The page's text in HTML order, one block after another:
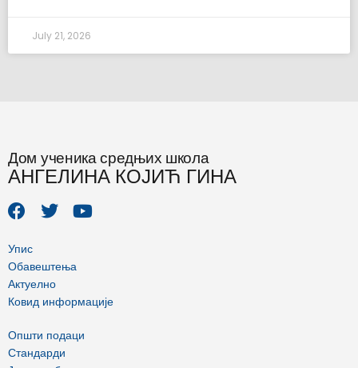
July 21, 2026
Дом ученика средњих школа
АНГЕЛИНА КОЈИЋ ГИНА
a
e
b
o
o
w
t
e
r
o
e
Упис
Обавештења
Актуелно
Ковид информације
Општи подаци
Стандарди